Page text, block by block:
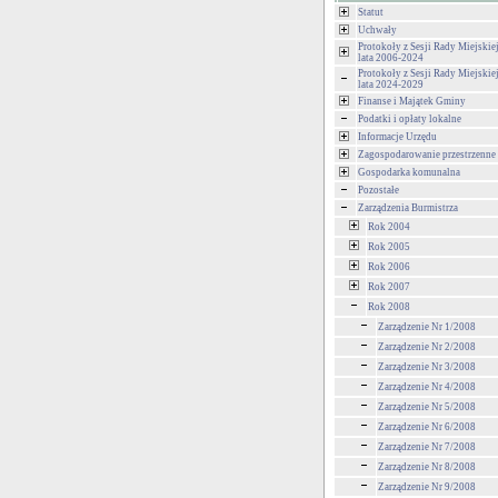
Statut
Uchwały
Protokoły z Sesji Rady
lata 2006-2024
Protokoły z Sesji Rady
lata 2024-2029
Finanse i Majątek Gminy
Podatki i opłaty lokalne
Informacje Urzędu
Zagospodarowanie przestrzenne
Gospodarka komunalna
Pozostałe
Zarządzenia Burmistrza
Rok 2004
Rok 2005
Rok 2006
Rok 2007
Rok 2008
Zarządzenie Nr 1/2008
Zarządzenie Nr 2/2008
Zarządzenie Nr 3/2008
Zarządzenie Nr 4/2008
Zarządzenie Nr 5/2008
Zarządzenie Nr 6/2008
Zarządzenie Nr 7/2008
Zarządzenie Nr 8/2008
Zarządzenie Nr 9/2008